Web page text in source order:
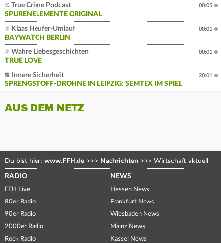
True Crime Podcast
SPURENELEMENTE ORIGINAL
00:05
Klaas Heufer-Umlauf
BAYWATCH BERLIN
00:01
Wahre Liebesgeschichten
TRUE LOVE
00:01
Innere Sicherheit
SPRENGSTOFF-DROHNE IN LEIPZIG: SEMTEX IM SPIEL
20:01
AUS DEM NETZ
Du bist hier: www.FFH.de >>> Nachrichten >>> Wirtschaft aktuell
RADIO
FFH Live
80er Radio
90er Radio
2000er Radio
Rock Radio
NEWS
Hessen News
Frankfurt News
Wiesbaden News
Mainz News
Kassel News